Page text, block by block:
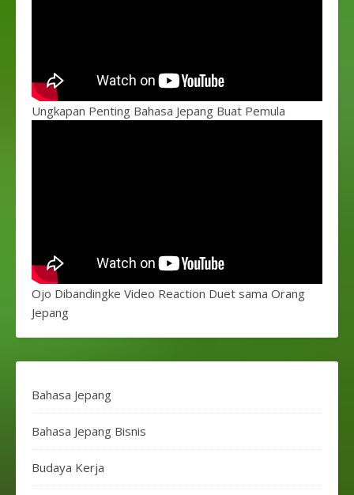
Ungkapan Penting Bahasa Jepang Buat Pemula
Ojo Dibandingke Video Reaction Duet sama Orang
Jepang
Bahasa Jepang
Bahasa Jepang Bisnis
Budaya Kerja